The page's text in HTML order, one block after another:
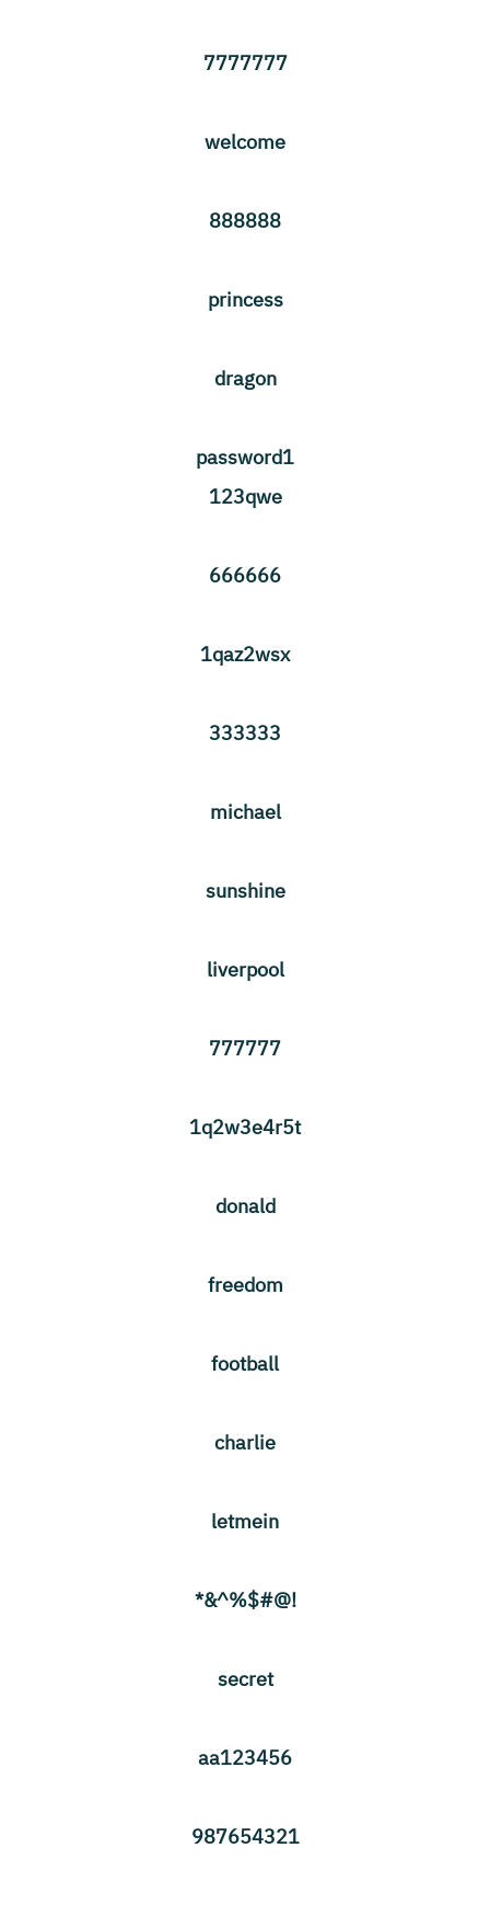
7777777
welcome
888888
princess
dragon
password1
123qwe
666666
1qaz2wsx
333333
michael
sunshine
liverpool
777777
1q2w3e4r5t
donald
freedom
football
charlie
letmein
!@#$%^&*
secret
aa123456
987654321